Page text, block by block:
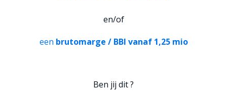
en/of
een brutomarge / BBI vanaf 1,25 mio
Ben jij dit ?